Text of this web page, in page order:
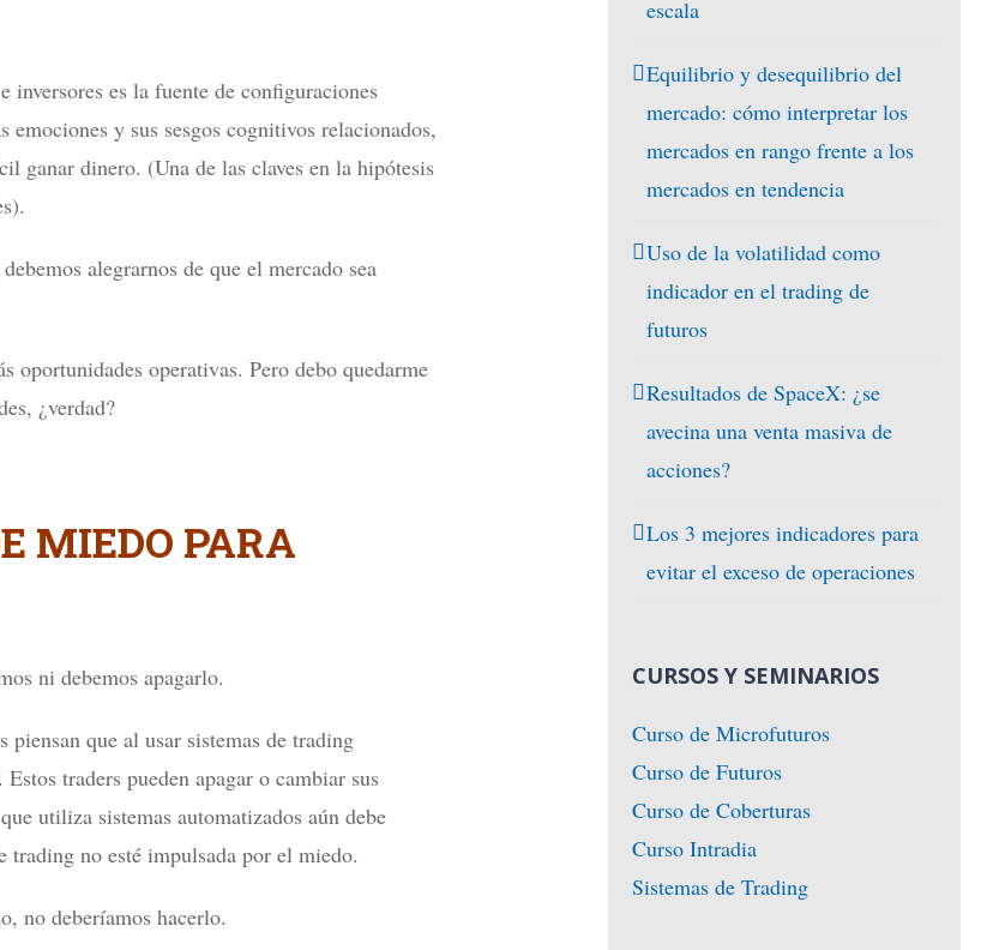
inversores es la fuente de configuraciones
y sus sesgos cognitivos relacionados,
ganar dinero. (Una de las claves en la hipótesis
alegrarnos de que el mercado sea
oportunidades operativas. Pero debo quedarme
¿verdad?
MIEDO PARA
ni debemos apagarlo.
que al usar sistemas de trading
traders pueden apagar o cambiar sus
utiliza sistemas automatizados aún debe
trading no esté impulsada por el miedo.
no deberíamos hacerlo.
escala
Equilibrio y desequilibrio del
mercado: cómo interpretar los
mercados en rango frente a los
mercados en tendencia
Uso de la volatilidad como
indicador en el trading de
futuros
Resultados de SpaceX: ¿se
avecina una venta masiva de
acciones?
Los 3 mejores indicadores para
evitar el exceso de operaciones
CURSOS Y SEMINARIOS
Curso de Microfuturos
Curso de Futuros
Curso de Coberturas
Curso Intradia
Sistemas de Trading